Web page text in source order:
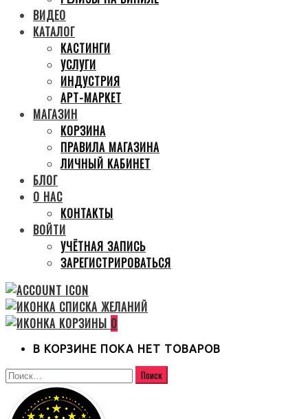
ВИДЕО
КАТАЛОГ
КАСТИНГИ
УСЛУГИ
ИНДУСТРИЯ
АРТ-МАРКЕТ
МАГАЗИН
КОРЗИНА
ПРАВИЛА МАГАЗИНА
ЛИЧНЫЙ КАБИНЕТ
БЛОГ
О НАС
КОНТАКТЫ
ВОЙТИ
УЧЁТНАЯ ЗАПИСЬ
ЗАРЕГИСТРИРОВАТЬСЯ
0
В КОРЗИНЕ ПОКА НЕТ ТОВАРОВ